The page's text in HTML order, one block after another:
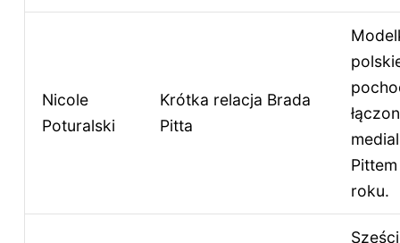
Nicole
Poturalski
Krótka relacja Brada
Pitta
roku.